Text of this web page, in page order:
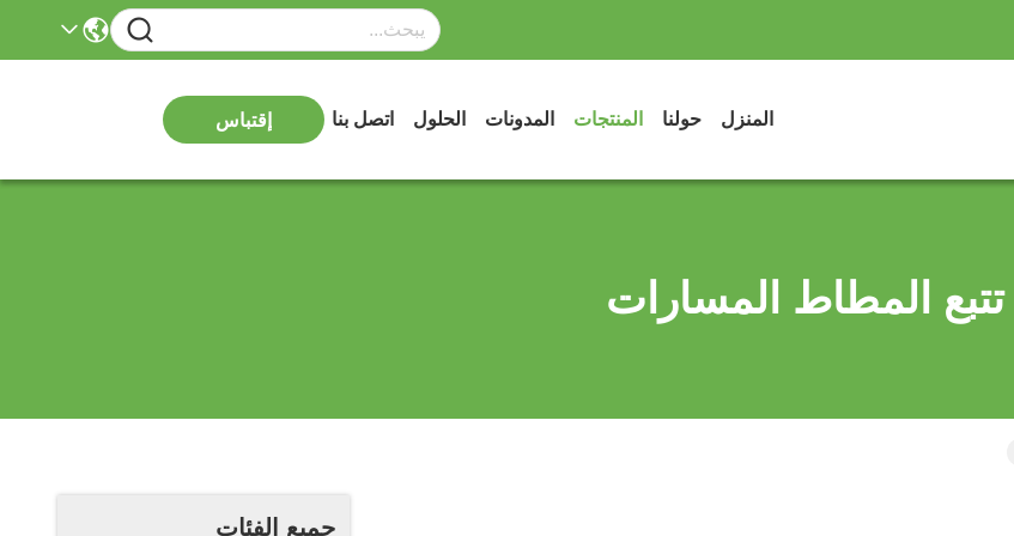
المنزل حولنا المنتجات المدونات الحلول اتصل بنا إقتباس
تتبع المطاط المسارات
جميع الفئات